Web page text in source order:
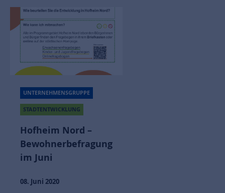
UNTERNEHMENSGRUPPE
STADTENTWICKLUNG
Hofheim Nord –
Bewohnerbefragung
im Juni
08. Juni 2020